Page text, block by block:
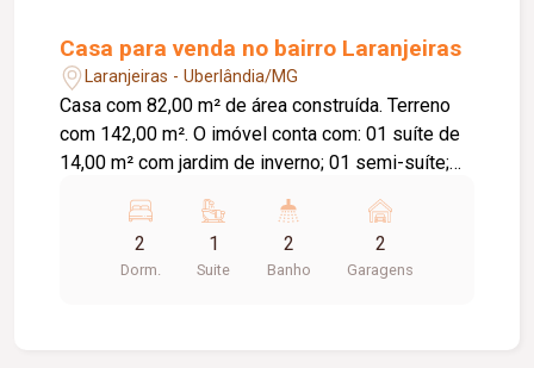
Casa para venda no bairro Laranjeiras
Laranjeiras - Uberlândia/MG
Casa com 82,00 m² de área construída. Terreno
com 142,00 m². O imóvel conta com: 01 suíte de
14,00 m² com jardim de inverno; 01 semi-suíte;
m; Área gourmet; Diferenciais: Piso em
porcelanato Via Rosa Tipo A com rodapé
embutido; Tubulação Amanco; Louças Deca; Gás
2
Dorm.
1
Suite
2
Banho
2
Garagens